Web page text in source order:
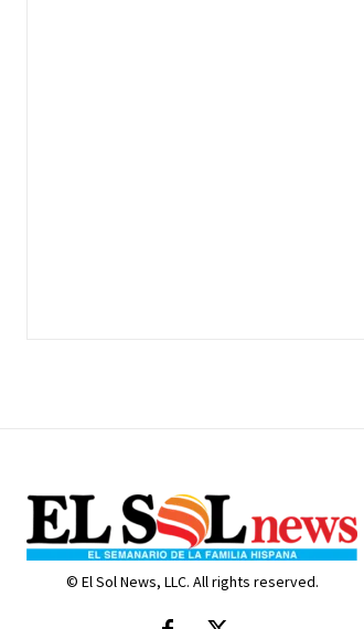
© El Sol News, LLC. All rights reserved.